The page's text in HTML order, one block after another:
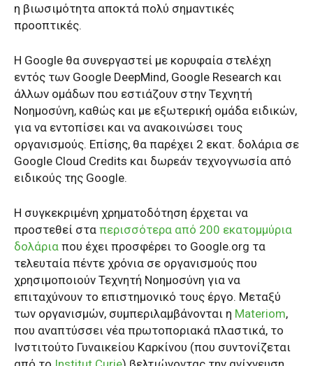
η βιωσιμότητα αποκτά πολύ σημαντικές
προοπτικές.
Η Google θα συνεργαστεί με κορυφαία στελέχη
εντός των Google DeepMind, Google Research και
άλλων ομάδων που εστιάζουν στην Τεχνητή
Νοημοσύνη, καθώς και με εξωτερική ομάδα ειδικών,
για να εντοπίσει και να ανακοινώσει τους
οργανισμούς. Επίσης, θα παρέχει 2 εκατ. δολάρια σε
Google Cloud Credits και δωρεάν τεχνογνωσία από
ειδικούς της Google.
Η συγκεκριμένη χρηματοδότηση έρχεται να
προστεθεί στα περισσότερα από 200 εκατομμύρια
δολάρια που έχει προσφέρει το Google.org τα
τελευταία πέντε χρόνια σε οργανισμούς που
χρησιμοποιούν Τεχνητή Νοημοσύνη για να
επιταχύνουν το επιστημονικό τους έργο. Μεταξύ
των οργανισμών, συμπεριλαμβάνονται η Materiom,
που αναπτύσσει νέα πρωτοποριακά πλαστικά, το
Ινστιτούτο Γυναικείου Καρκίνου (που συντονίζεται